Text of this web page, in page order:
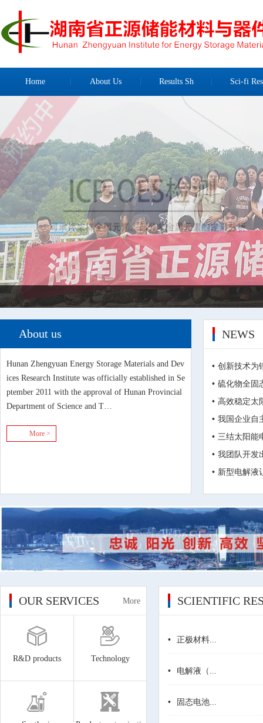
Home About Us Results Sh Sci-fi Res
About us
Hunan Zhengyuan Energy Storage Materials and Dev
ices Research Institute was officially established in Se
ptember 2011 with the approval of Hunan Provincial
Department of Science and T…
More >
NEWS
• 创新技术为
• 硫化物全固
• 高效稳定太
• 我国企业自
• 三结太阳能
• 我团队开发
• 新型电解液
OUR SERVICES More
R&D products Technology
SCIENTIFIC
• 正极材料...
• 电解液（...
• 固态电池...